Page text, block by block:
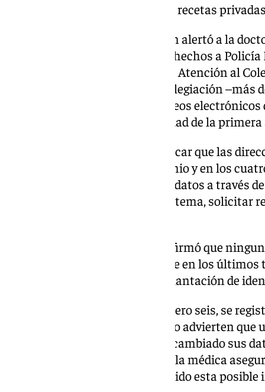
poder, posteriormente, solicitar recetas
En ese momento, la corporación alertó a la
recomendó que denunciase los hechos a
posteriores, el departamento de Atención al
cabo un rastreo entre toda la colegiación –más
comprobar si existían más correos
persona que suplantó la identidad de la
Esta búsqueda permitió identificar que las
médicos contenían dicho dominio y en los
habían solicitado modificación datos a través de
una vez ya podían acceder al sistema, solicitar
Tras contactar con ellos se confirmó que
personalmente gestiones online en los
habrían sido víctimas de la suplantación de
El último caso, que hace el número seis, se
cuando en Atención al Colegiado advierten
recetas justo después de haber cambiado sus
localizada por parte del colegio, la médica
que la asesoría jurídica ha incluido esta